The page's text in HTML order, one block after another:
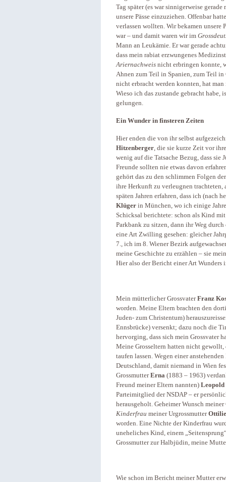
Tag später (es war sinnigerweise
unsere Pässe einzuziehen. Offenbar
verlassen wollten. Wir bekamen unsere
war – und damit waren wir im
Mann an Leukämie. Er war gerade
dass mein rabiat erzwungenes
Ariernachweis nicht erbringen konnte,
Ahnen zum Teil in Spanien, zum Teil
nicht erbracht werden konnten, hat
Wieso ich das zustande gebracht habe,
gelungen.
Ein Wunder in finsteren Zeiten
Hier enden die von ihr selbst
Hitzenberger, die sie kurze Zeit vor
wenig auf die Tatsache Bezug, dass sie
Freunde sollten nie etwas davon
gehört das zu den schlimmen Folgen
ihre Herkunft zu verleugnen trachteten,
späten Jahren erfahren, dass ich (nach
Klüger in München, wo ich einige
Schicksal berichtete: schon als Kind
Parkbank zu sitzen, dann ihr Weg
eine Art Zwilling gesehen: gleicher
7., ich im 8. Wiener Bezirk
meine Geschichte zu erzählen – sie
Hier also der Bericht einer Art Wunders
Mein mütterlicher GrossvaterFranz
worden. Meine Eltern brachten den
Juden- zum Christentum)
Ennsbrücke) versenkt; dazu noch die
hervorging, dass sich mein Grossvater
Meine Grosseltern hatten nicht gewollt,
taufen lassen. Wegen einer
Deutschland, damit niemand in Wien
GrossmutterErna (1883 – 1963)
Freund meiner Eltern nannten) Leopold
Parteimitglied der NSDAP – er
herausgeholt. Geheimer Wunsch
Kinderfrau meiner Urgrossmutter
worden. Eine Nichte der Kinderfrau
uneheliches Kind, einem
Grossmutter zur Halbjüdin, meine
Wie schon im Bericht meiner Mutter